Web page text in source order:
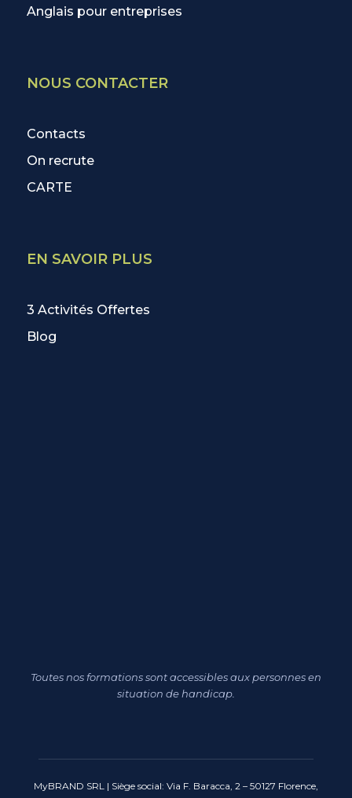
Anglais pour entreprises
NOUS CONTACTER
Contacts
On recrute
CARTE
EN SAVOIR PLUS
3 Activités Offertes
Blog
Toutes nos formations sont accessibles aux personnes en
situation de handicap.
MyBRAND SRL | Siège social: Via F. Baracca, 2 – 50127 Florence,